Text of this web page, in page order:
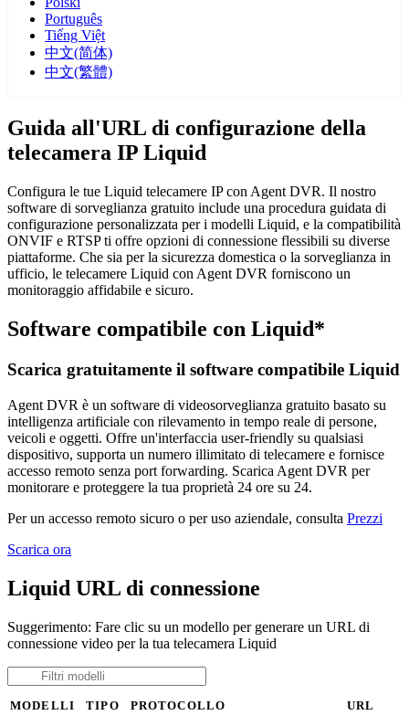
Português
Tiếng Việt
中文(简体)
中文(繁體)
Guida all'URL di configurazione della
telecamera IP Liquid
Configura le tue Liquid telecamere IP con Agent DVR. Il nostro
software di sorveglianza gratuito include una procedura guidata di
configurazione personalizzata per i modelli Liquid, e la compatibilità
ONVIF e RTSP ti offre opzioni di connessione flessibili su diverse
piattaforme. Che sia per la sicurezza domestica o la sorveglianza in
ufficio, le telecamere Liquid con Agent DVR forniscono un
monitoraggio affidabile e sicuro.
Software compatibile con Liquid*
Scarica gratuitamente il software compatibile Liquid
Agent DVR è un software di videosorveglianza gratuito basato su
intelligenza artificiale con rilevamento in tempo reale di persone,
veicoli e oggetti. Offre un'interfaccia user-friendly su qualsiasi
dispositivo, supporta un numero illimitato di telecamere e fornisce
accesso remoto senza port forwarding. Scarica Agent DVR per
monitorare e proteggere la tua proprietà 24 ore su 24.
Per un accesso remoto sicuro o per uso aziendale, consulta Prezzi
Scarica ora
Liquid URL di connessione
Suggerimento: Fare clic su un modello per generare un URL di
connessione video per la tua telecamera Liquid
MODELLI TIPO PROTOCOLLO URL